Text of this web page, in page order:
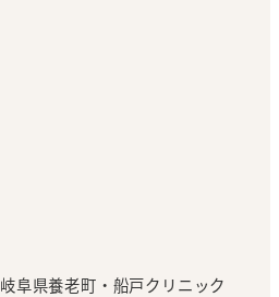
岐阜県養老町・船戸クリニック